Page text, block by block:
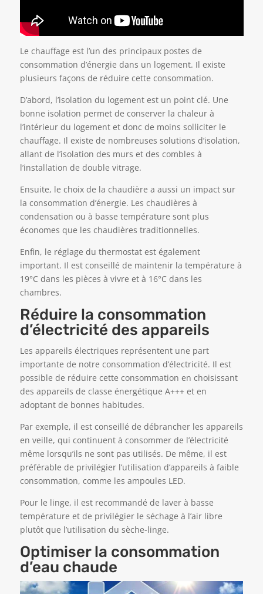
Le chauffage est l’un des principaux postes de
consommation d’énergie dans un logement. Il existe
plusieurs façons de réduire cette consommation.
D’abord, l’isolation du logement est un point clé. Une
bonne isolation permet de conserver la chaleur à
l’intérieur du logement et donc de moins solliciter le
chauffage. Il existe de nombreuses solutions d’isolation,
allant de l’isolation des murs et des combles à
l’installation de double vitrage.
Ensuite, le choix de la chaudière a aussi un impact sur
la consommation d’énergie. Les chaudières à
condensation ou à basse température sont plus
économes que les chaudières traditionnelles.
Enfin, le réglage du thermostat est également
important. Il est conseillé de maintenir la température à
19°C dans les pièces à vivre et à 16°C dans les
chambres.
Réduire la consommation
d’électricité des appareils
Les appareils électriques représentent une part
importante de notre consommation d’électricité. Il est
possible de réduire cette consommation en choisissant
des appareils de classe énergétique A+++ et en
adoptant de bonnes habitudes.
Par exemple, il est conseillé de débrancher les appareils
en veille, qui continuent à consommer de l’électricité
même lorsqu’ils ne sont pas utilisés. De même, il est
préférable de privilégier l’utilisation d’appareils à faible
consommation, comme les ampoules LED.
Pour le linge, il est recommandé de laver à basse
température et de privilégier le séchage à l’air libre
plutôt que l’utilisation du sèche-linge.
Optimiser la consommation
d’eau chaude